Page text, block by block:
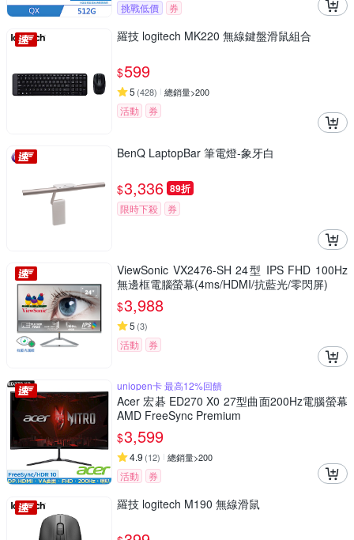
挑戰低價 券
羅技 logitech MK220 無線鍵盤滑鼠組合
$599
5 (428) 總銷量>200
活動 券
BenQ LaptopBar 筆電燈-象牙白
$3,336 89折
限時下殺 券
ViewSonic VX2476-SH 24型 IPS FHD 100Hz
無邊框電腦螢幕(4ms/HDMI/抗藍光/零閃屏)
$3,988
5 (3)
活動 券
uniopen卡 最高12%回饋
Acer 宏碁 ED270 X0 27型曲面200Hz電腦螢幕
AMD FreeSync Premium
$3,599
4.9 (12) 總銷量>200
活動 券
羅技 logitech M190 無線滑鼠